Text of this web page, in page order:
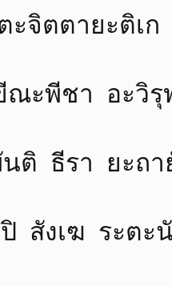
ยะติเก ภ
า อะวิรุฬ
า ยะถายั
ระตะนั